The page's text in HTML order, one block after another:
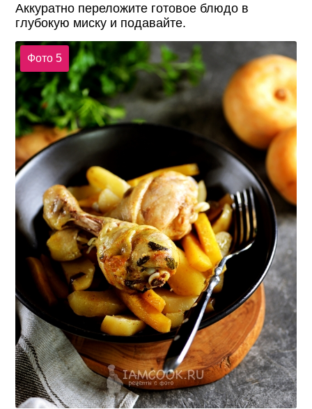
Аккуратно переложите готовое блюдо в
глубокую миску и подавайте.
Фото 5